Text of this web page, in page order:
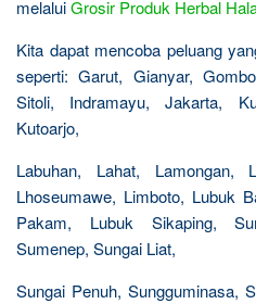
melaluiGrosir Produk Herbal
Kita dapat mencoba peluang
seperti: Garut, Gianyar,
Sitoli, Indramayu, Jakarta,
Kutoarjo,
Labuhan, Lahat, Lamongan,
Lhoseumawe, Limboto, Lubuk
Pakam, Lubuk Sikaping,
Sumenep, Sungai Liat,
Sungai Penuh, Sungguminasa,